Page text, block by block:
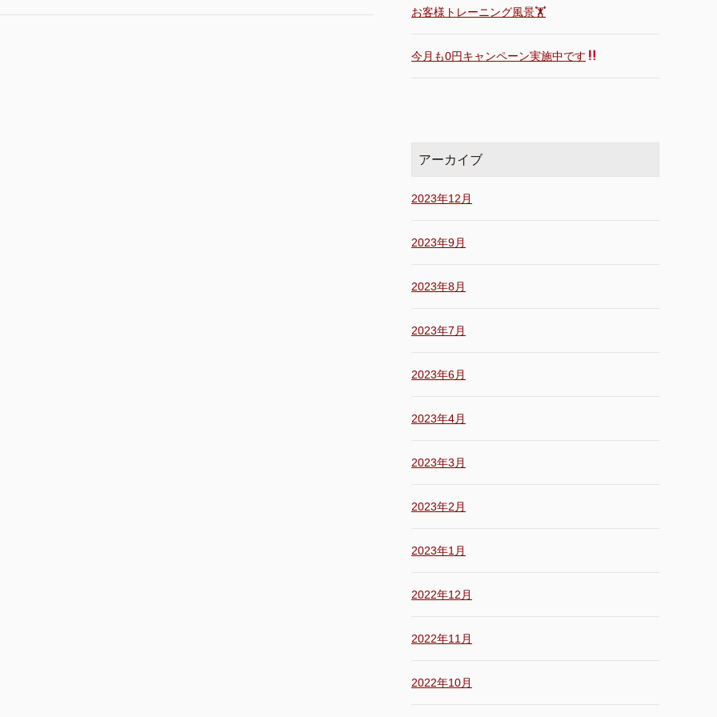
お客様トレーニング風景🏋️
今月も0円キャンペーン実施中です
アーカイブ
2023年12月
2023年9月
2023年8月
2023年7月
2023年6月
2023年4月
2023年3月
2023年2月
2023年1月
2022年12月
2022年11月
2022年10月